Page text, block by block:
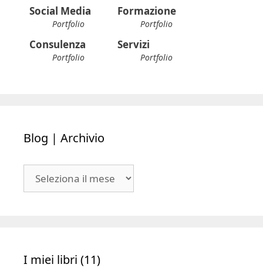
Social Media
Portfolio
Formazione
Portfolio
Consulenza
Portfolio
Servizi
Portfolio
Blog | Archivio
I miei libri (11)